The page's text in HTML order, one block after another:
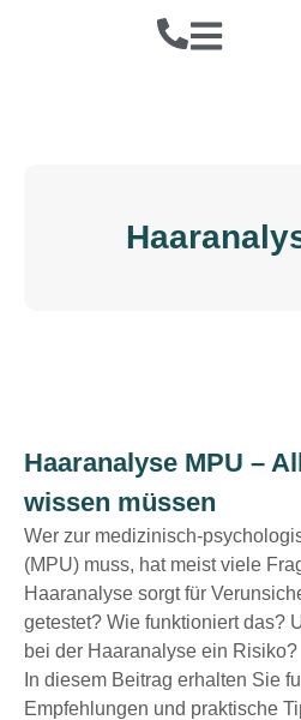
Haaranalyse MPU –
wissen müssen
Wer zur medizinisch-
(MPU) muss, hat meist viele
Haaranalyse sorgt für
getestet? Wie funktioniert das?
bei der Haaranalyse ein Risiko?
In diesem Beitrag erhalten Sie
Empfehlungen und praktische